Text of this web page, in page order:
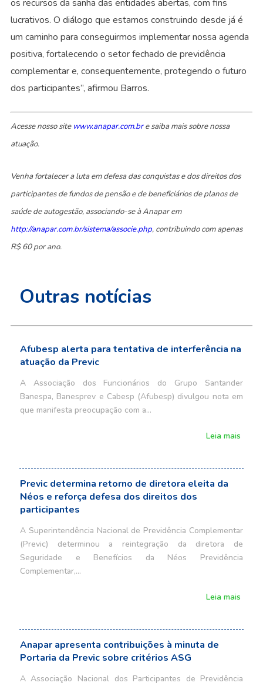
os recursos da sanha das entidades abertas, com fins
lucrativos. O diálogo que estamos construindo desde já é
um caminho para conseguirmos implementar nossa agenda
positiva, fortalecendo o setor fechado de previdência
complementar e, consequentemente, protegendo o futuro
dos participantes”, afirmou Barros.
Acesse nosso site www.anapar.com.bre saiba mais sobre nossa
atuação.
Venha fortalecer a luta em defesa das conquistas e dos direitos dos
participantes de fundos de pensão e de beneficiários de planos de
saúde de autogestão, associando-se à Anapar em
http://anapar.com.br/sistema/associe.php, contribuindo com apenas
R$ 60 por ano.
Outras notícias
Afubesp alerta para tentativa de interferência na
atuação da Previc
A Associação dos Funcionários do Grupo Santander
Banespa, Banesprev e Cabesp (Afubesp) divulgou nota em
que manifesta preocupação com a…
Leia mais
Previc determina retorno de diretora eleita da
Néos e reforça defesa dos direitos dos
participantes
A Superintendência Nacional de Previdência Complementar
(Previc) determinou a reintegração da diretora de
Seguridade e Benefícios da Néos Previdência
Complementar,…
Leia mais
Anapar apresenta contribuições à minuta de
Portaria da Previc sobre critérios ASG
A Associação Nacional dos Participantes de Previdência